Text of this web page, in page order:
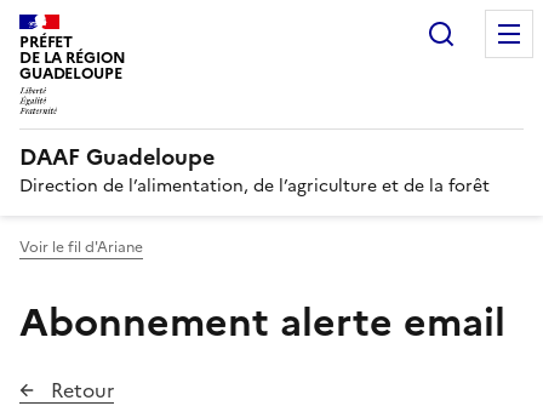
PRÉFET
DE LA RÉGION
GUADELOUPE
DAAF Guadeloupe
Direction de l’alimentation, de l’agriculture et de la forêt
Voir le fil d'Ariane
Abonnement alerte email
Retour